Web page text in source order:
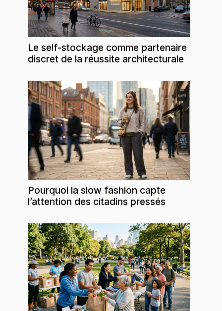
Le self-stockage comme partenaire
discret de la réussite architecturale
Pourquoi la slow fashion capte
l’attention des citadins pressés